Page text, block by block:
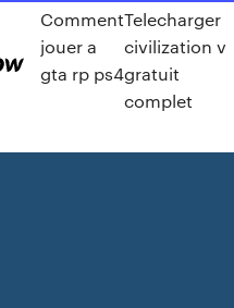
Comment
jouer a
gta rp ps4
Telecharger
civilization v
gratuit
complet